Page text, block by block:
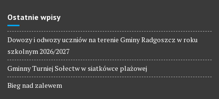
Ostatnie wpisy
Dowozy i odwozy uczniów na terenie Gminy Radgoszcz w roku
szkolnym 2026/2027
Gminny Turniej Sołectw w siatkówce plażowej
Bieg nad zalewem